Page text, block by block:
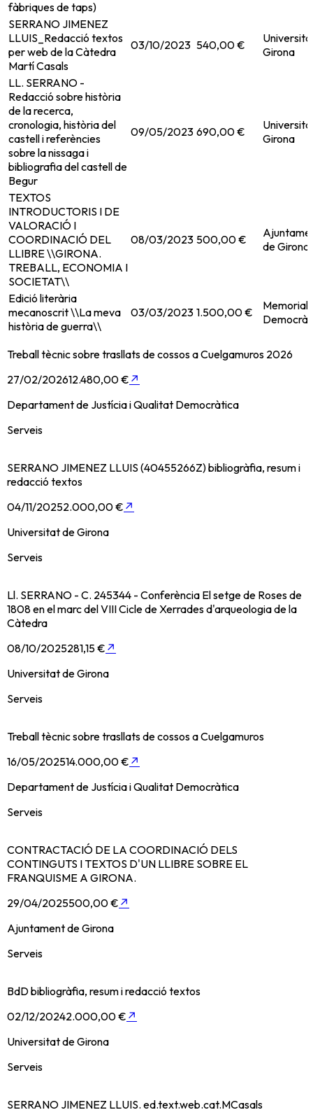
fàbriques de taps)
SERRANO JIMENEZ
LLUIS_Redacció textos
per web de la Càtedra
Martí Casals
03/10/2023 540,00 €
Girona
LL. SERRANO -
Redacció sobre història
de la recerca,
cronologia, història del
castell i referències
sobre la nissaga i
bibliografia del castell de
Begur
09/05/2023 690,00 €
Girona
TEXTOS
INTRODUCTORIS I DE
VALORACIÓ I
COORDINACIÓ DEL
LLIBRE \\GIRONA.
TREBALL, ECONOMIA I
SOCIETAT\\
08/03/2023 500,00 €
de Girona
Edició literària
mecanoscrit \\La meva
història de guerra\\
03/03/2023 1.500,00 €
Memorial
Treball tècnic sobre trasllats de cossos a Cuelgamuros 2026
27/02/202612.480,00 € ↗
Departament de Justícia i Qualitat Democràtica
Serveis
SERRANO JIMENEZ LLUIS (40455266Z) bibliogràfia, resum i
redacció textos
04/11/20252.000,00 € ↗
Universitat de Girona
Serveis
Ll. SERRANO - C. 245344 - Conferència El setge de Roses de
1808 en el marc del VIII Cicle de Xerrades d'arqueologia de la
Càtedra
08/10/2025281,15 € ↗
Universitat de Girona
Serveis
Treball tècnic sobre trasllats de cossos a Cuelgamuros
16/05/202514.000,00 € ↗
Departament de Justícia i Qualitat Democràtica
Serveis
CONTRACTACIÓ DE LA COORDINACIÓ DELS
CONTINGUTS I TEXTOS D'UN LLIBRE SOBRE EL
FRANQUISME A GIRONA.
29/04/2025500,00 € ↗
Ajuntament de Girona
Serveis
BdD bibliogràfia, resum i redacció textos
02/12/20242.000,00 € ↗
Universitat de Girona
Serveis
SERRANO JIMENEZ LLUIS. ed.text.web.cat.MCasals